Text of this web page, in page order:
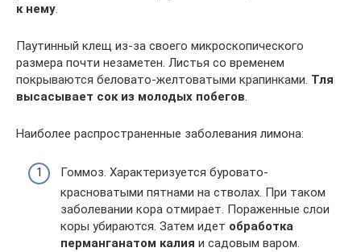
к нему
Паутинный клещ из-за своего микроскопического
размера почти незаметен. Листья со временем
покрываются беловато-желтоватыми крапинками. Тля
высасывает сок из молодых побегов
Наиболее распространенные заболевания лимона:
Гоммоз. Характеризуется буровато-
красноватыми пятнами на стволах. При таком
заболевании кора отмирает. Пораженные слои
коры убираются. Затем идет обработка
перманганатом калия и садовым варом.